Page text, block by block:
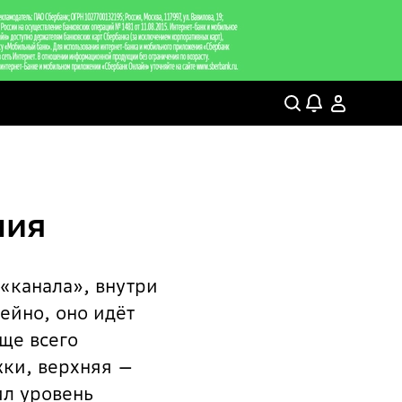
внутри
оно идёт
всего
верхняя —
уровень